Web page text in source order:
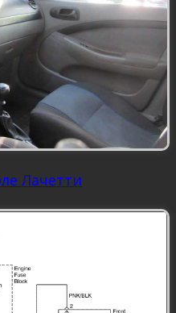
Лачетти